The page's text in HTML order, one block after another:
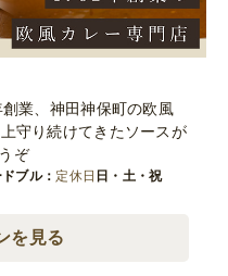
業、神田神保町の欧風
守り続けてきたソースが
ぞ
ブル： 定休日 日・土・祝
を見る